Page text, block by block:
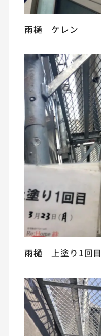
雨樋 ケレン
雨樋 上塗り1回目